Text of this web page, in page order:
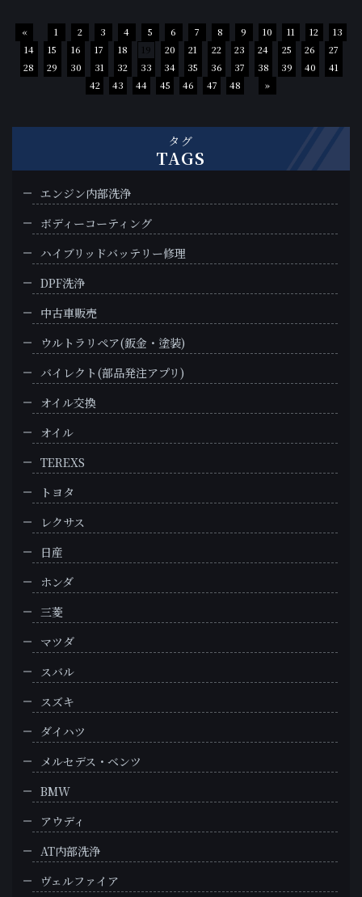
« 1 2 3 4 5 6 7 8 9 10 11 12
13
14
15 16 17 18 19 20 21 22 23 24 25 26
27
28
29 30 31 32 33 34 35 36 37 38 39 40
41
42
43 44 45 46 47 48 »
タグ
TAGS
エンジン内部洗浄
ボディーコーティング
ハイブリッドバッテリー修理
DPF洗浄
中古車販売
ウルトラリペア(鈑金・塗装)
バイレクト(部品発注アプリ)
オイル交換
オイル
TEREXS
トヨタ
レクサス
日産
ホンダ
三菱
マツダ
スバル
スズキ
ダイハツ
メルセデス・ベンツ
BMW
アウディ
AT内部洗浄
ヴェルファイア